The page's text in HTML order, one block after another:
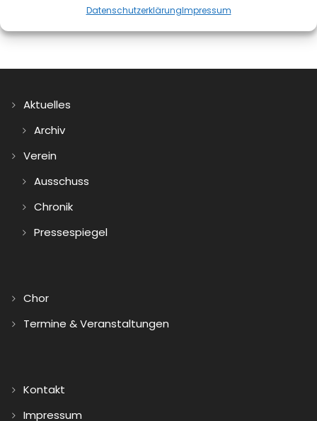
DatenschutzerklärungImpressum
Aktuelles
Archiv
Verein
Ausschuss
Chronik
Pressespiegel
Chor
Termine & Veranstaltungen
Kontakt
Impressum